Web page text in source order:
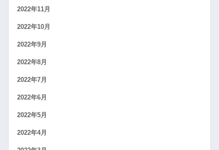
2022年11月
2022年10月
2022年9月
2022年8月
2022年7月
2022年6月
2022年5月
2022年4月